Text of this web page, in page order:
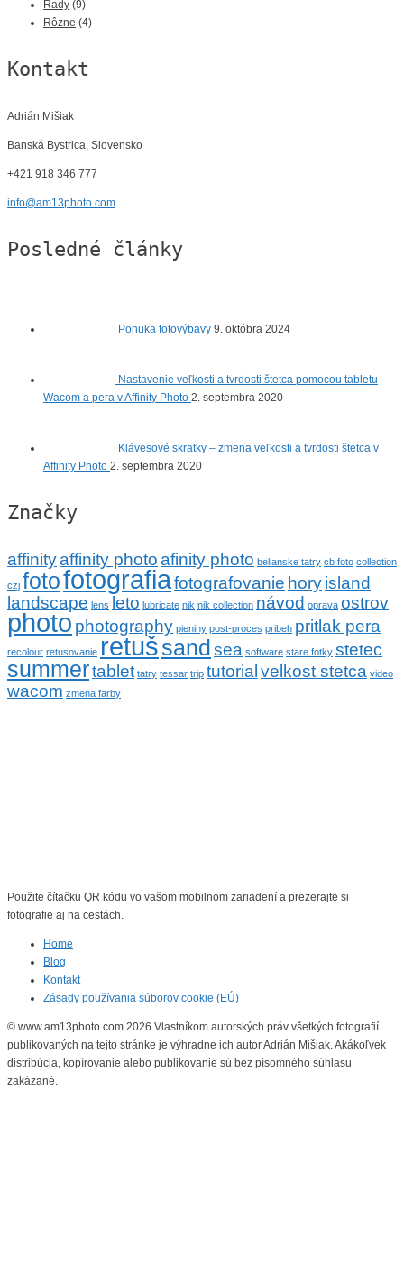
Rady (9)
Rôzne (4)
Kontakt
Adrián Mišiak
Banská Bystrica, Slovensko
+421 918 346 777
info@am13photo.com
Posledné články
Ponuka fotovýbavy 9. októbra 2024
Nastavenie veľkosti a tvrdosti štetca pomocou tabletu
Wacom a pera v Affinity Photo 2. septembra 2020
Klávesové skratky – zmena veľkosti a tvrdosti štetca v
Affinity Photo 2. septembra 2020
Značky
affinityaffinity photoafinity photo belianske tatry cb foto collection
czj fotofotografiafotografovanie horyisland
landscape lens leto lubricate nik nik collection návod oprava ostrov
photo photography pieniny post-proces pribeh pritlak pera
recolour retusovanie retušsandsea software stare fotky stetec
summertablet tatry tessar trip tutorialvelkost stetca video
wacom zmena farby
Použite čítačku QR kódu vo vašom mobilnom zariadení a prezerajte si
fotografie aj na cestách.
Home
Blog
Kontakt
Zásady používania súborov cookie (EÚ)
© www.am13photo.com 2026 Vlastníkom autorských práv všetkých fotografií
publikovaných na tejto stránke je výhradne ich autor Adrián Mišiak. Akákoľvek
distribúcia, kopírovanie alebo publikovanie sú bez písomného súhlasu
zakázané.